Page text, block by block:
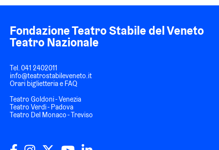
Fondazione Teatro Stabile del Veneto
Teatro Nazionale
Tel. 041 2402011
info@teatrostabileveneto.it
Orari biglietteria e FAQ
Teatro Goldoni - Venezia
Teatro Verdi - Padova
Teatro Del Monaco - Treviso